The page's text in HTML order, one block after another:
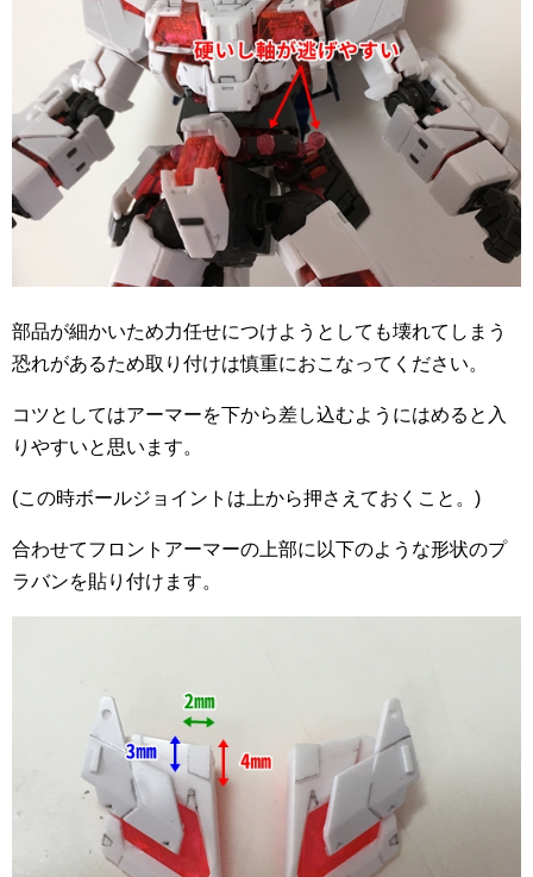
部品が細かいため力任せにつけようとしても壊れてしまう
恐れがあるため取り付けは慎重におこなってください。
コツとしてはアーマーを下から差し込むようにはめると入
りやすいと思います。
(この時ボールジョイントは上から押さえておくこと。)
合わせてフロントアーマーの上部に以下のような形状のプ
ラバンを貼り付けます。